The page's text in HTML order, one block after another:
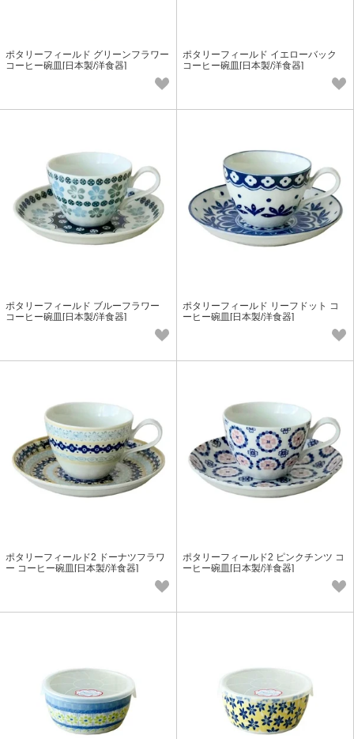
ポタリーフィールド グリーンフラワー
コーヒー碗皿[日本製/洋食器]
ポタリーフィールド イエローバック
コーヒー碗皿[日本製/洋食器]
ポタリーフィールド ブルーフラワー
コーヒー碗皿[日本製/洋食器]
ポタリーフィールド リーフドット コ
ーヒー碗皿[日本製/洋食器]
ポタリーフィールド2 ドーナツフラワ
ー コーヒー碗皿[日本製/洋食器]
ポタリーフィールド2 ピンクチンツ コ
ーヒー碗皿[日本製/洋食器]